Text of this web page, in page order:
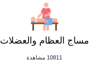
مساج العظام والعضلات
10811 مشاهدة